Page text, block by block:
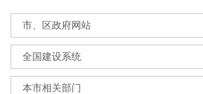
市、区政府网站
全国建设系统
本市相关部门